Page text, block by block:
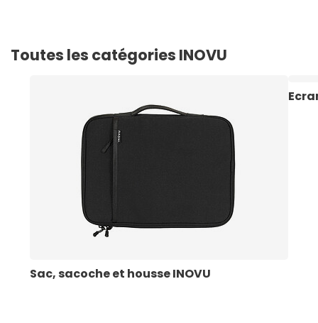
Toutes les catégories INOVU
Sac, sacoche et housse INOVU